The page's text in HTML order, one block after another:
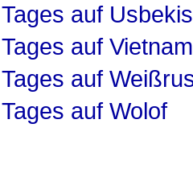
auf
auf
auf
auf Wolof